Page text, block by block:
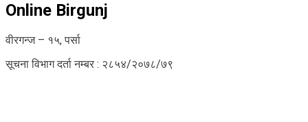
Online Birgunj
वीरगन्ज – १५, पर्सा
सूचना विभाग दर्ता नम्बर : २८५४/२०७८/७९